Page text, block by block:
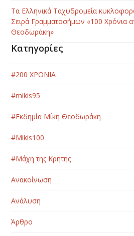
Τα Ελληνικά Ταχυδρομεία
Σειρά Γραμματοσήμων «100 Χρόνια
Θεοδωράκη»
Κατηγορίες
#200 ΧΡΟΝΙΑ
#mikis95
#Εκδημία Μίκη Θεοδωράκη
#Μikis100
#Μάχη της Κρήτης
Ανακοίνωση
Ανάλυση
Άρθρο